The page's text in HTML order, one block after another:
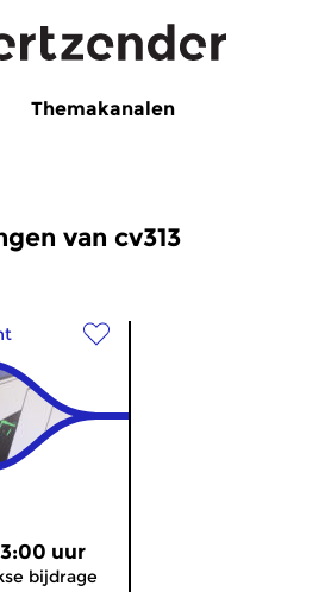
Themakanalen
van cv313
uur
bijdrage